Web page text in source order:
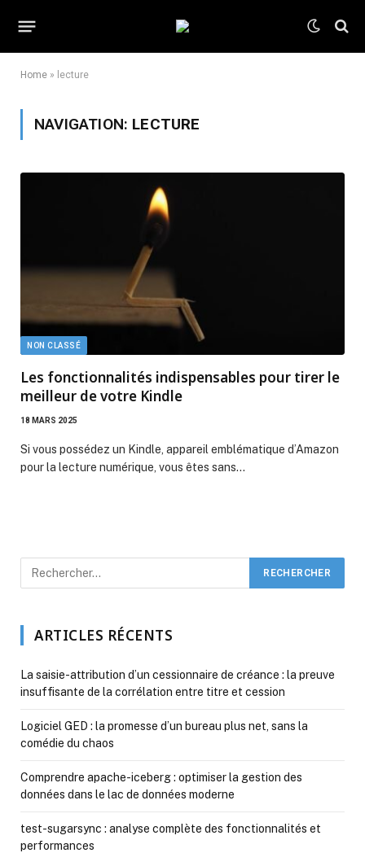
Home » lecture
NAVIGATION: LECTURE
NON CLASSÉ
Les fonctionnalités indispensables pour tirer le
meilleur de votre Kindle
18 MARS 2025
Si vous possédez un Kindle, appareil emblématique d’Amazon
pour la lecture numérique, vous êtes sans…
ARTICLES RÉCENTS
La saisie-attribution d’un cessionnaire de créance : la preuve
insuffisante de la corrélation entre titre et cession
Logiciel GED : la promesse d’un bureau plus net, sans la
comédie du chaos
Comprendre apache-iceberg : optimiser la gestion des
données dans le lac de données moderne
test-sugarsync : analyse complète des fonctionnalités et
performances